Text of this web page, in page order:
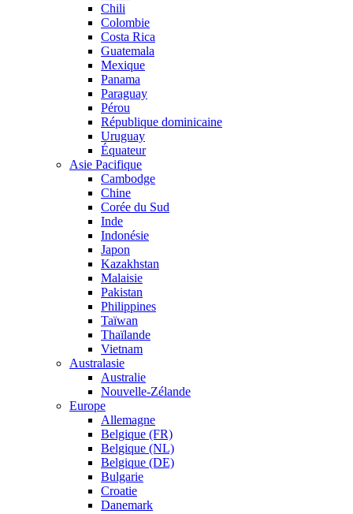
Chili
Colombie
Costa Rica
Guatemala
Mexique
Panama
Paraguay
Pérou
République dominicaine
Uruguay
Équateur
Asie Pacifique
Cambodge
Chine
Corée du Sud
Inde
Indonésie
Japon
Kazakhstan
Malaisie
Pakistan
Philippines
Taïwan
Thaïlande
Vietnam
Australasie
Australie
Nouvelle-Zélande
Europe
Allemagne
Belgique (FR)
Belgique (NL)
Belgique (DE)
Bulgarie
Croatie
Danemark